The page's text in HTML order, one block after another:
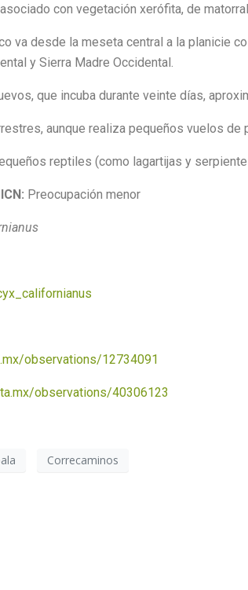
con vegetación xerófita, de
va desde la meseta central a la planicie
y Sierra Madre Occidental.
que incuba durante veinte días,
aunque realiza pequeños vuelos
reptiles (como lagartijas y
Preocupación menor
observations/12734091
observations/40306123
Correcaminos